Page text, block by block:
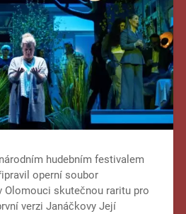
hudebním festivalem
operní soubor
Olomouci skutečnou raritu pro
verzi Janáčkovy Její